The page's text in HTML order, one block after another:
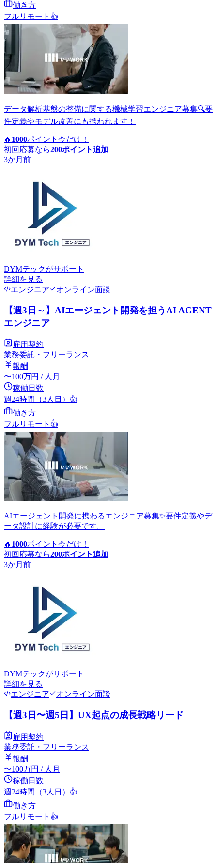
働き方
フルリモート 👍
データ解析基盤の整備に関する機械学習エンジニア募集🔍要
件定義やモデル改善にも携われます！
🔥 1000ポイント 今だけ！
初回応募なら200ポイント追加
3か月前
DYMテックがサポート
詳細を見る
エンジニア
オンライン面談
【週3日～】AIエージェント開発を担うAI AGENT
エンジニア
雇用契約
業務委託・フリーランス
報酬
〜100万円 / 人月
稼働日数
週24時間（3人日） 👍
働き方
フルリモート 👍
AIエージェント開発に携わるエンジニア募集✨要件定義やデ
ータ設計に経験が必要です。
🔥 1000ポイント 今だけ！
初回応募なら200ポイント追加
3か月前
DYMテックがサポート
詳細を見る
エンジニア
オンライン面談
【週3日〜週5日】UX起点の成長戦略リード
雇用契約
業務委託・フリーランス
報酬
〜100万円 / 人月
稼働日数
週24時間（3人日） 👍
働き方
フルリモート 👍